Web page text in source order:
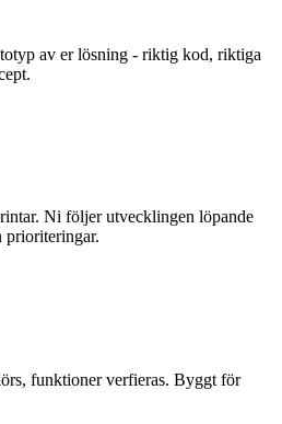
av er lösning - riktig kod, riktiga
Ni följer utvecklingen löpande
prioriteringar.
funktioner verfieras. Byggt för